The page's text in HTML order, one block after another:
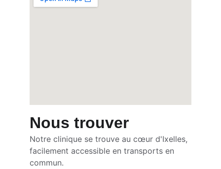
Nous trouver
Notre clinique se trouve au cœur d'Ixelles,
facilement accessible en transports en
commun.